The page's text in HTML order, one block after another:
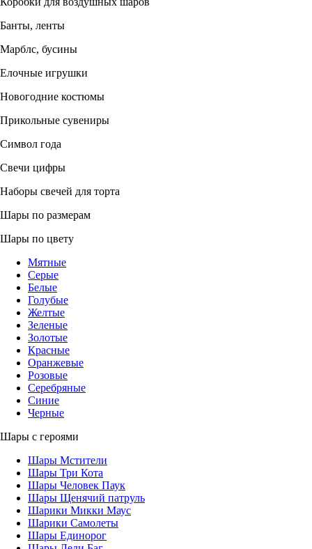
Банты, ленты
Марблс, бусины
Елочные игрушки
Новогодние костюмы
Прикольные сувениры
Символ года
Свечи цифры
Наборы свечей для торта
Шары по размерам
Шары по цвету
Мятные
Серые
Белые
Голубые
Желтые
Зеленые
Золотые
Красные
Оранжевые
Розовые
Серебряные
Синие
Черные
Шары с героями
Шары Мстители
Шары Три Кота
Шары Человек Паук
Шары Щенячий патруль
Шарики Микки Маус
Шарики Самолеты
Шары Единорог